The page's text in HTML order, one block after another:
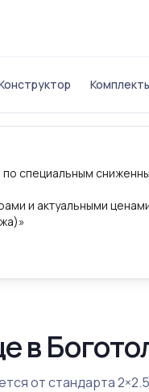
специальным
и актуальными
в
от стандарта